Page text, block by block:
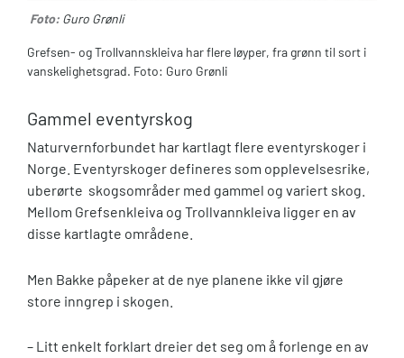
Foto: Guro Grønli
Grefsen- og Trollvannskleiva har flere løyper, fra grønn til sort i
vanskelighetsgrad. Foto: Guro Grønli
Gammel eventyrskog
Naturvernforbundet har kartlagt flere eventyrskoger i
Norge. Eventyrskoger defineres som opplevelsesrike,
uberørte skogsområder med gammel og variert skog.
Mellom Grefsenkleiva og Trollvannkleiva ligger en av
disse kartlagte områdene.
Men Bakke påpeker at de nye planene ikke vil gjøre
store inngrep i skogen.
– Litt enkelt forklart dreier det seg om å forlenge en av